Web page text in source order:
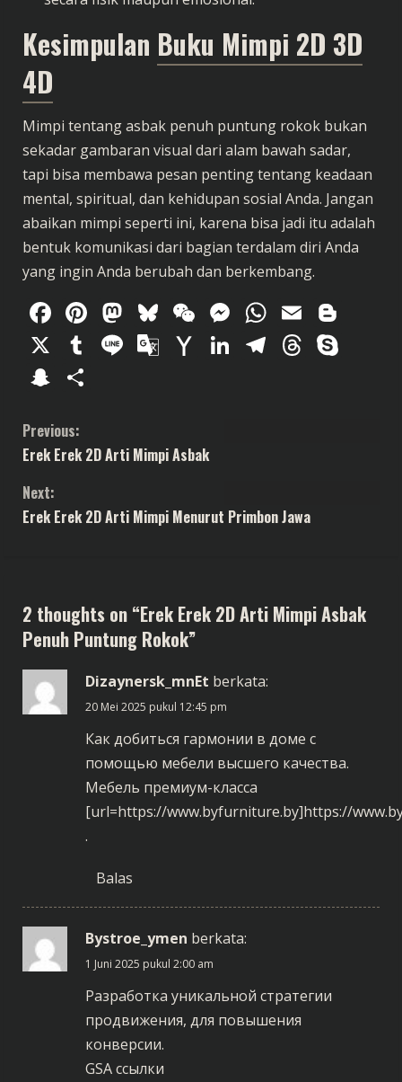
Kesimpulan Buku Mimpi 2D 3D
4D
Mimpi tentang asbak penuh puntung rokok bukan
sekadar gambaran visual dari alam bawah sadar,
tapi bisa membawa pesan penting tentang keadaan
mental, spiritual, dan kehidupan sosial Anda. Jangan
abaikan mimpi seperti ini, karena bisa jadi itu adalah
bentuk komunikasi dari bagian terdalam diri Anda
yang ingin Anda berubah dan berkembang.
Facebook
Pinterest
Mastodon
Bluesky
WeChat
Messenger
Email
X
Tumblr
LineGoogle
YahooLinkedIn
Telegram
Snapchat
C
o
n
n
u
e
n
g
Previous:
Erek Erek 2D Arti Mimpi Asbak
Next:
Erek Erek 2D Arti Mimpi Menurut Primbon Jawa
2 thoughts on “Erek Erek 2D Arti Mimpi Asbak
Penuh Puntung Rokok”
Dizaynersk_mnEt berkata:
20 Mei 2025 pukul 12:45 pm
Как добиться гармонии в доме с
помощью мебели высшего качества.
Мебель премиум-класса
[url=https://www.byfurniture.by]https://
.
Balas
Bystroe_ymen berkata:
1 Juni 2025 pukul 2:00 am
Разработка уникальной стратегии
продвижения, для повышения
конверсии.
GSA ссылки